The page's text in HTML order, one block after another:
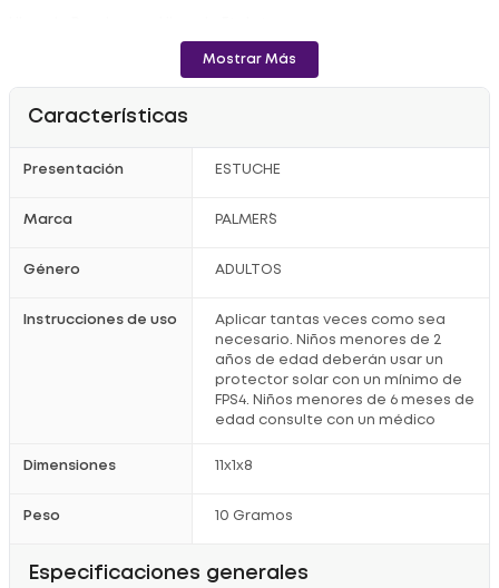
Mostrar Más
Características
Presentación ESTUCHE
Marca PALMER´S
Género ADULTOS
Instrucciones de uso
Aplicar tantas veces como sea
necesario. Niños menores de 2
años de edad deberán usar un
protector solar con un mínimo de
FPS4. Niños menores de 6 meses de
edad consulte con un médico
Dimensiones 11x1x8
Peso 10 Gramos
Especificaciones generales